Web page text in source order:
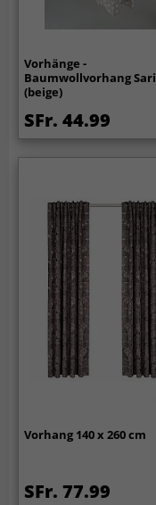
Vorhänge -
Baumwollvorhang Sari
(beige)
SFr. 44.99
Vorhang 140 x 260 cm
SFr. 77.99